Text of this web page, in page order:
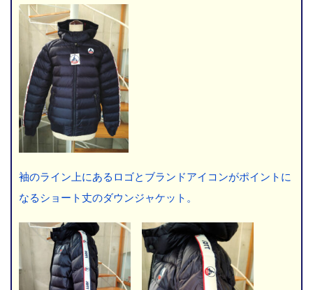
袖のライン上にあるロゴとブランドアイコンがポイントに
なるショート丈のダウンジャケット。